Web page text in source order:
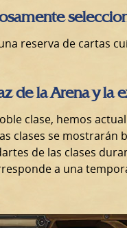
reserva de cartas
de la Arena y la
clase, hemos
clases se
de las clases
a una